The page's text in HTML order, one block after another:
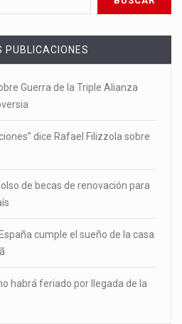
PUBLICACIONES
Guerra de la Triple Alianza
dice Rafael Filizzola sobre
de becas de renovación para
cumple el sueño de la casa
habrá feriado por llegada de la